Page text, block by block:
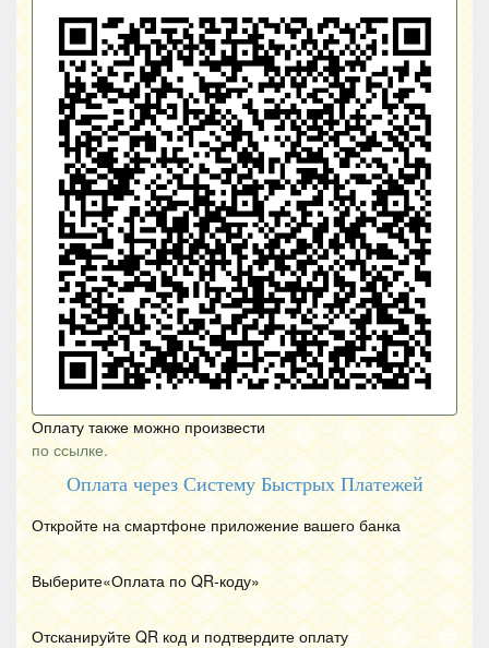
Оплату также можно произвести
по ссылке.
Оплата через Систему Быстрых Платежей
Откройте на смартфоне приложение вашего банка
Выберите«Оплата по QR-коду»
Отсканируйте QR код и подтвердите оплату